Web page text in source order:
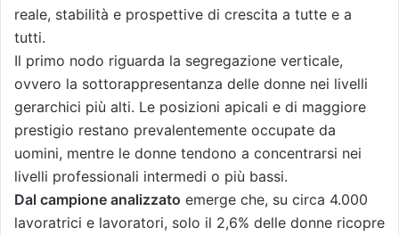
reale, stabilità e prospettive di crescita a tutte e a
tutti.
Il primo nodo riguarda la segregazione verticale,
ovvero la sottorappresentanza delle donne nei livelli
gerarchici più alti. Le posizioni apicali e di maggiore
prestigio restano prevalentemente occupate da
uomini, mentre le donne tendono a concentrarsi nei
livelli professionali intermedi o più bassi.
Dal campione analizzato emerge che, su circa 4.000
lavoratrici e lavoratori, solo il 2,6% delle donne ricopre